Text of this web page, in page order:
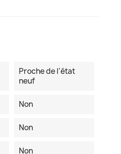
Proche de l'état
neuf
Non
Non
Non